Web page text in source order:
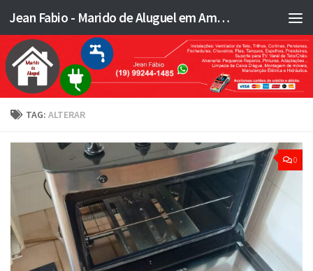
Skip to content Jean Fabio - Marido de Aluguel em Americana SP e região - JFMA
TAG: ALTERAR
0